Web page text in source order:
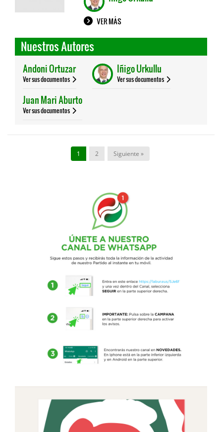
VER MÁS
Nuestros Autores
Andoni Ortuzar
Ver sus documentos
Iñigo Urkullu
Ver sus documentos
Juan Mari Aburto
Ver sus documentos
1 2 Siguiente »